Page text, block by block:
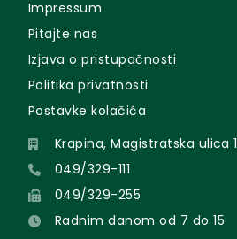
Impressum
Pitajte nas
Izjava o pristupačnosti
Politika privatnosti
Postavke kolačića
Krapina, Magistratska ulica 1
049/329-111
049/329-255
Radnim danom od 7 do 15